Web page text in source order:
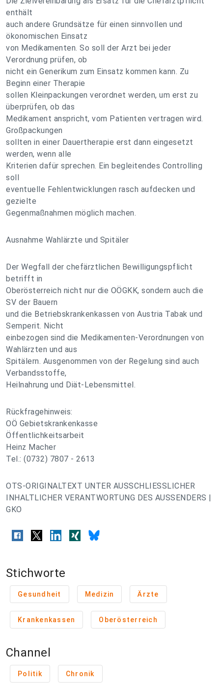
enthält
auch andere Grundsätze für einen sinnvollen und
ökonomischen Einsatz
von Medikamenten. So soll der Arzt bei jeder
Verordnung prüfen, ob
nicht ein Generikum zum Einsatz kommen kann. Zu
Beginn einer Therapie
sollen Kleinpackungen verordnet werden, um erst zu
überprüfen, ob das
Medikament anspricht, vom Patienten vertragen wird.
Großpackungen
sollten in einer Dauertherapie erst dann eingesetzt
werden, wenn alle
Kriterien dafür sprechen. Ein begleitendes Controlling
soll
eventuelle Fehlentwicklungen rasch aufdecken und
gezielte
Gegenmaßnahmen möglich machen.
Ausnahme Wahlärzte und Spitäler
Der Wegfall der chefärztlichen Bewilligungspflicht
betrifft in
Oberösterreich nicht nur die OÖGKK, sondern auch die
SV der Bauern
und die Betriebskrankenkassen von Austria Tabak und
Semperit. Nicht
einbezogen sind die Medikamenten-Verordnungen von
Wahlärzten und aus
Spitälern. Ausgenommen von der Regelung sind auch
Verbandsstoffe,
Heilnahrung und Diät-Lebensmittel.
Rückfragehinweis:
OÖ Gebietskrankenkasse
Öffentlichkeitsarbeit
Heinz Macher
Tel.: (0732) 7807 - 2613
OTS-ORIGINALTEXT UNTER AUSSCHLIESSLICHER
INHALTLICHER VERANTWORTUNG DES AUSSENDERS |
GKO
Stichworte
Gesundheit Medizin Ärzte
Krankenkassen Oberösterreich
Channel
Politik Chronik